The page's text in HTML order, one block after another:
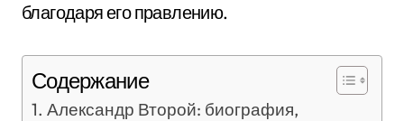
благодаря его правлению.
Содержание
Александр Второй: биография,